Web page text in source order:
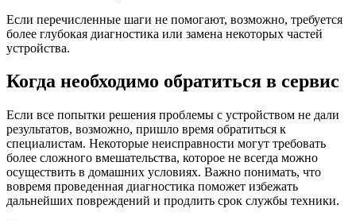
Если перечисленные шаги не помогают, возможно, требуется
более глубокая диагностика или замена некоторых частей
устройства.
Когда необходимо обратиться в сервис
Если все попытки решения проблемы с устройством не дали
результатов, возможно, пришло время обратиться к
специалистам. Некоторые неисправности могут требовать
более сложного вмешательства, которое не всегда можно
осуществить в домашних условиях. Важно понимать, что
вовремя проведенная диагностика поможет избежать
дальнейших повреждений и продлить срок службы техники.